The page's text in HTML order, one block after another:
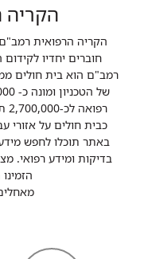
הקריה
הקריה הרפואית רמב"ם
חוברים יחדיו
רמב"ם הוא בית חולים
כבית חולים על אזורי עבור 12 בתי חולים בצפון
באתר תוכלו לחפש
בדיקות ומידע